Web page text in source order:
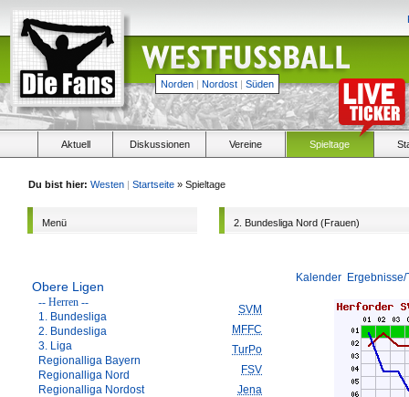
Norden | Nordost | Süden
Aktuell Diskussionen Vereine Spieltage
Du bist hier: Westen | Startseite » Spieltage
Menü
Obere Ligen
-- Herren --
1. Bundesliga
2. Bundesliga
3. Liga
Regionalliga Bayern
Regionalliga Nord
Regionalliga Nordost
2. Bundesliga Nord (Frauen)
Kalender
SVM
MFFC
TurPo
FSV
Jena